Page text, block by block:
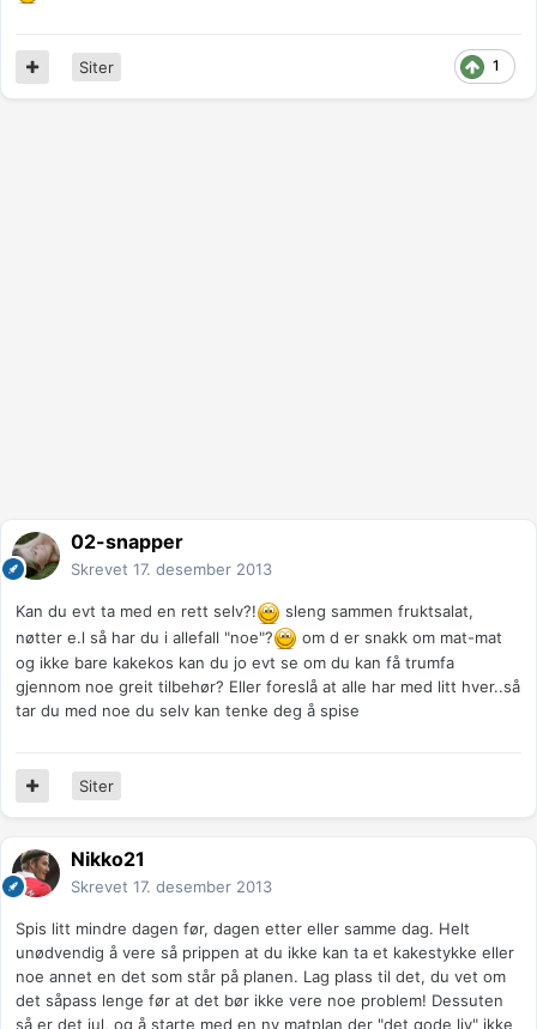
1
Siter
02-snapper
Skrevet 17. desember 2013
Kan du evt ta med en rett selv?!
sleng sammen fruktsalat,
nøtter e.l så har du i allefall "noe"?
om d er snakk om mat-mat
og ikke bare kakekos kan du jo evt se om du kan få trumfa
gjennom noe greit tilbehør? Eller foreslå at alle har med litt hver..så
tar du med noe du selv kan tenke deg å spise
Siter
Nikko21
Skrevet 17. desember 2013
Spis litt mindre dagen før, dagen etter eller samme dag. Helt
unødvendig å vere så prippen at du ikke kan ta et kakestykke eller
noe annet en det som står på planen. Lag plass til det, du vet om
det såpass lenge før at det bør ikke vere noe problem! Dessuten
så er det jul, og å starte med en ny matplan der "det gode liv" ikke